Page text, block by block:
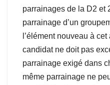
parrainages de la D2 et
parrainage d’un
l’élément nouveau à
candidat ne doit pas
parrainage exigé dans
même parrainage ne